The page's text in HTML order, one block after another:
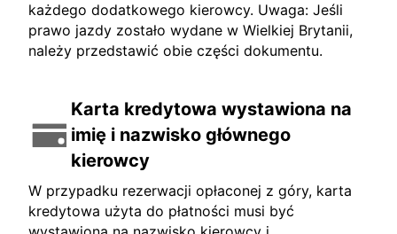
każdego dodatkowego kierowcy. Uwaga: Jeśli
prawo jazdy zostało wydane w Wielkiej Brytanii,
należy przedstawić obie części dokumentu.
Karta kredytowa wystawiona na
imię i nazwisko głównego
kierowcy
W przypadku rezerwacji opłaconej z góry, karta
kredytowa użyta do płatności musi być